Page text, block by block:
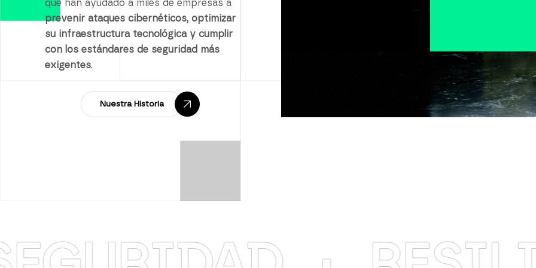
que han ayudado a miles de empresas a
prevenir ataques cibernéticos, optimizar
su infraestructura tecnológica y cumplir
con los estándares de seguridad más
exigentes.
Nuestra Historia